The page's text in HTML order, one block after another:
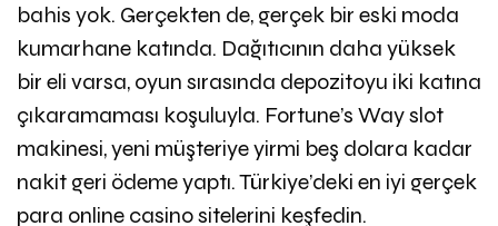
bahis yok. Gerçekten de, gerçek bir eski moda
kumarhane katında. Dağıtıcının daha yüksek
bir eli varsa, oyun sırasında depozitoyu iki katına
çıkaramaması koşuluyla. Fortune’s Way slot
makinesi, yeni müşteriye yirmi beş dolara kadar
nakit geri ödeme yaptı. Türkiye’deki en iyi gerçek
para online casino sitelerini keşfedin.